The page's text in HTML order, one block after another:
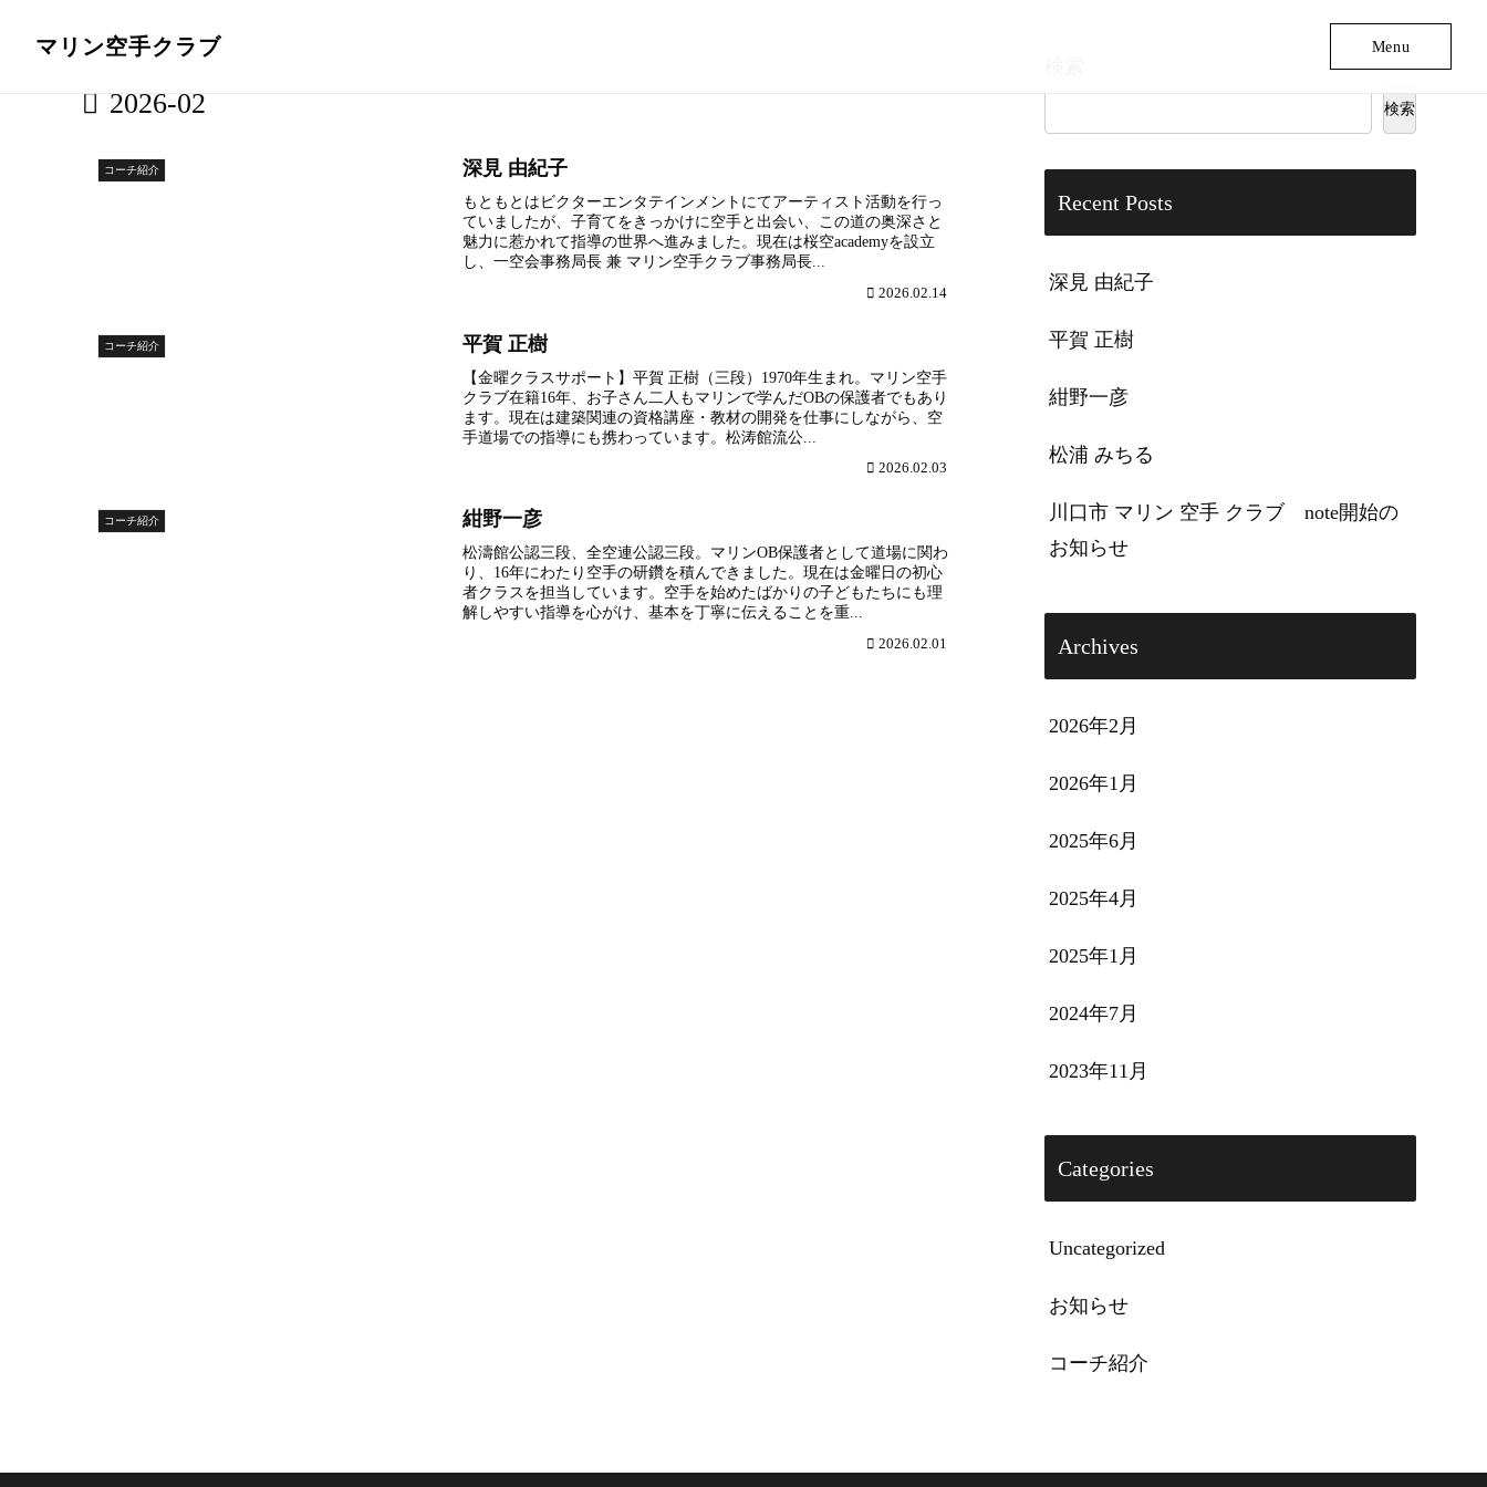
マリン空手クラブ Menu
2026-02
コーチ紹介 深見 由紀子
もともとはビクターエンタテインメントにてアーティスト活動を行っ
ていましたが、子育てをきっかけに空手と出会い、この道の奥深さと
魅力に惹かれて指導の世界へ進みました。現在は桜空academyを設立
し、一空会事務局長 兼 マリン空手クラブ事務局長...
2026.02.14
コーチ紹介 平賀 正樹
【金曜クラスサポート】平賀 正樹（三段）1970年生まれ。マリン空手
クラブ在籍16年、お子さん二人もマリンで学んだOBの保護者でもあり
ます。現在は建築関連の資格講座・教材の開発を仕事にしながら、空
手道場での指導にも携わっています。松涛館流公...
2026.02.03
コーチ紹介 紺野一彦
松濤館公認三段、全空連公認三段。マリンOB保護者として道場に関わ
り、16年にわたり空手の研鑽を積んできました。現在は金曜日の初心
者クラスを担当しています。空手を始めたばかりの子どもたちにも理
解しやすい指導を心がけ、基本を丁寧に伝えることを重...
2026.02.01
検索
Recent Posts
深見 由紀子
平賀 正樹
紺野一彦
松浦 みちる
川口市 マリン 空手 クラブ note開始の
お知らせ
Archives
2026年2月
2026年1月
2025年6月
2025年4月
2025年1月
2024年7月
2023年11月
Categories
Uncategorized
お知らせ
コーチ紹介